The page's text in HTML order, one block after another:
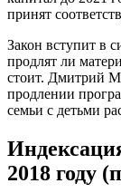
принят
Закон вступит в
продлят ли
стоит. Дмитрий
продлении
семьи с детьми
2018 году